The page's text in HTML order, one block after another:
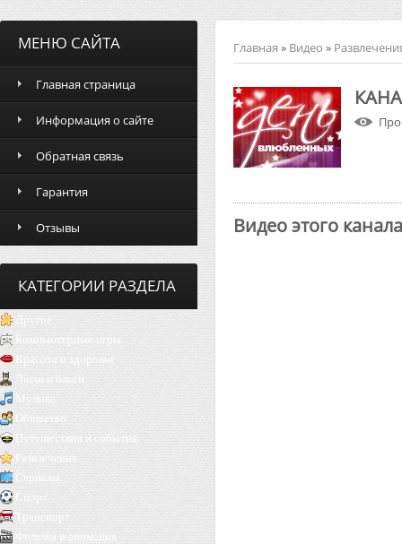
МЕНЮ САЙТА
Главная страница
Информация о сайте
Обратная связь
Гарантия
Отзывы
КАТЕГОРИИ РАЗДЕЛА
Другое
Компьютерные игры
Красота и здоровье
Люди и блоги
Музыка
Общество
Путешествия и события
Развлечения
Сериалы
Спорт
Транспорт
Фильмы и анимация
Главная » Видео »
Видео этого канала